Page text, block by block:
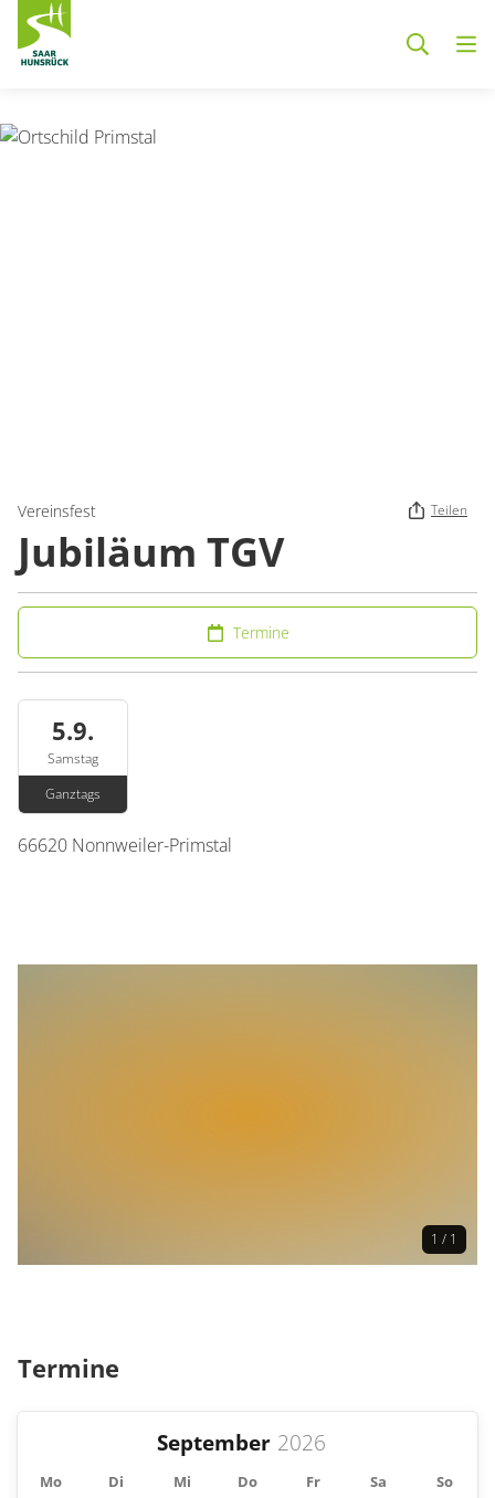
Vereinsfest Teilen
Jubiläum TGV
Termine
5.9.
Samstag
Ganztags
66620 Nonnweiler-Primstal
1 / 1
Termine
September
Mo Di Mi Do Fr Sa So